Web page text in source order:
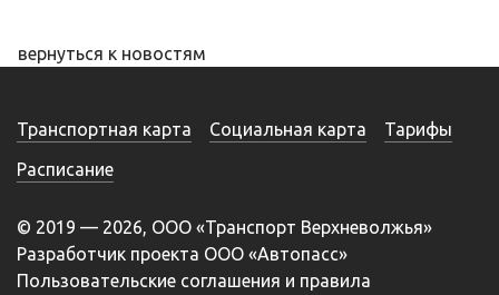
вернуться к новостям
Транспортная карта Социальная карта
Тарифы
Расписание
© 2019 — 2026, ООО «Транспорт Верхневолжья»
Разработчик проекта ООО «Автопасс»
Пользовательские соглашения и правила